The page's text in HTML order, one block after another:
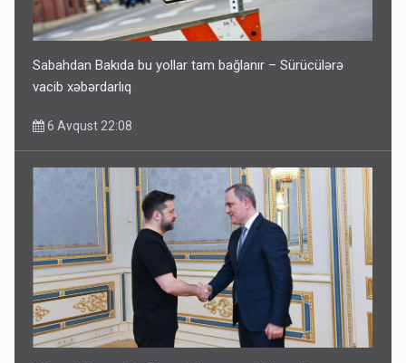
Sabahdan Bakıda bu yollar tam bağlanır – Sürücülərə
vacib xəbərdarlıq
6 Avqust 22:08